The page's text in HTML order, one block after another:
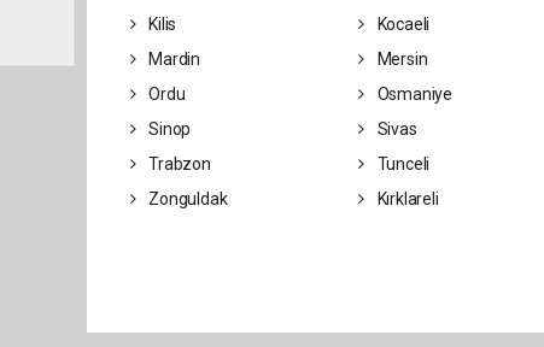
Kilis
Kocaeli
Mardin
Mersin
Ordu
Osmaniye
Sinop
Sivas
Trabzon
Tunceli
Zonguldak
Kırklareli